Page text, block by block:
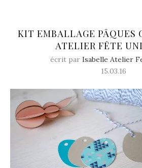
KIT EMBALLAGE PÂQUES
ATELIER FÊTE
écrit par Isabelle Atelier
15.03.16